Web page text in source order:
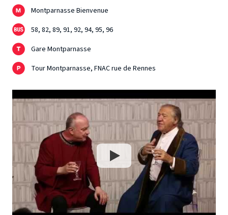
Montparnasse Bienvenue
58, 82, 89, 91, 92, 94, 95, 96
Gare Montparnasse
Tour Montparnasse, FNAC rue de Rennes